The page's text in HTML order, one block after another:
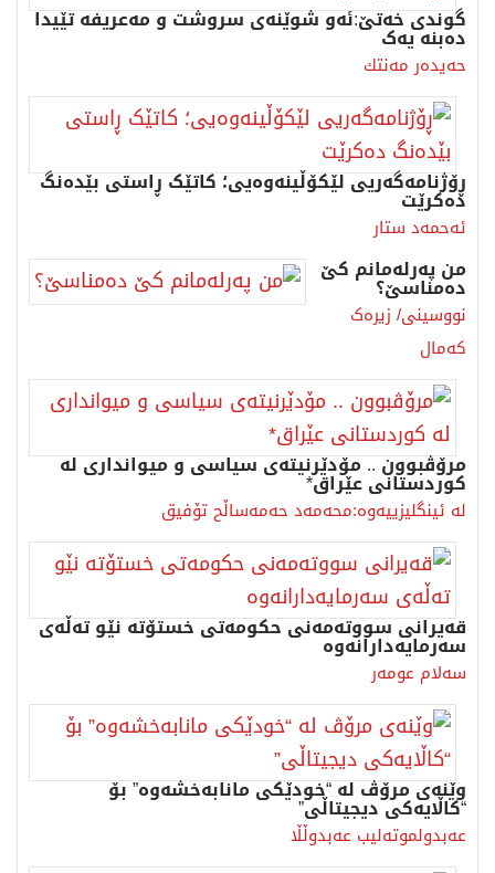
گوندی خەتێ:ئەو شوێنەی سروشت و مەعریفە تێیدا
دەبنە یەک
حه‌یده‌ر مه‌نتك
ڕۆژنامەگەریی لێکۆڵینەوەیی؛ کاتێک ڕاستی بێدەنگ
دەکرێت
ئەحمەد ستار
من پەرلەمانم کێ
دەمناسێ؟
نووسینی/ زیرەک
کەمال
مرۆڤبوون .. مۆدێرنیتەی سیاسی و میوانداری لە
کوردستانی عێراق*
لە ئینگلیزییەوە:محەمەد حەمەساڵح تۆفیق
قەیرانی سووتەمەنی حكومەتی خستۆتە نێو تەڵەی
سەرمایەدارانەوە
سەلام عومەر
وێنەی مرۆڤ لە “خودێکی مانابەخشەوە” بۆ
“کاڵایەکی دیجیتاڵی”
عەبدولموتەلیب عەبدوڵڵا